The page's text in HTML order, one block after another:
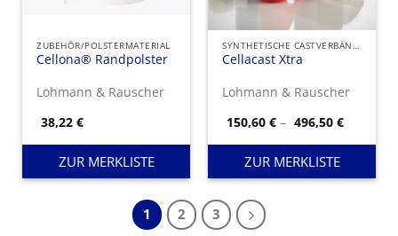
ZUBEHÖR/POLSTERMATERIAL
Cellona® Randpolster
Lohmann & Rauscher
38,22€
ZUR MERKLISTE
SYNTHETISCHE CASTVERBÄNDE
Cellacast Xtra
Lohmann & Rauscher
150,60€ – 496,50€
150,60 €
bis
ZUR MERKLISTE
1 2 3